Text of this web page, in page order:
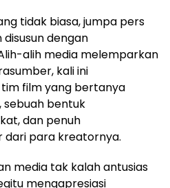
tidak biasa, jumpa pers
disusun dengan
alih media melemparkan
kali ini
film yang bertanya
bentuk
dan penuh
dari para kreatornya.
media tak kalah antusias
mengapresiasi